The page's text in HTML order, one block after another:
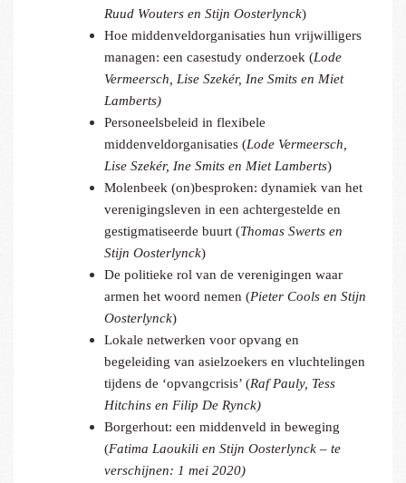
Ruud Wouters en Stijn Oosterlynck)
Hoe middenveldorganisaties hun vrijwilligers
managen: een casestudy onderzoek (Lode
Vermeersch, Lise Szekér, Ine Smits en Miet
Lamberts)
Personeelsbeleid in flexibele
middenveldorganisaties (Lode Vermeersch,
Lise Szekér, Ine Smits en Miet Lamberts)
Molenbeek (on)besproken: dynamiek van het
verenigingsleven in een achtergestelde en
gestigmatiseerde buurt (Thomas Swerts en
Stijn Oosterlynck)
De politieke rol van de verenigingen waar
armen het woord nemen (Pieter Cools en Stijn
Oosterlynck)
Lokale netwerken voor opvang en
begeleiding van asielzoekers en vluchtelingen
tijdens de ‘opvangcrisis’ (Raf Pauly, Tess
Hitchins en Filip De Rynck)
Borgerhout: een middenveld in beweging
(Fatima Laoukili en Stijn Oosterlynck – te
verschijnen: 1 mei 2020)